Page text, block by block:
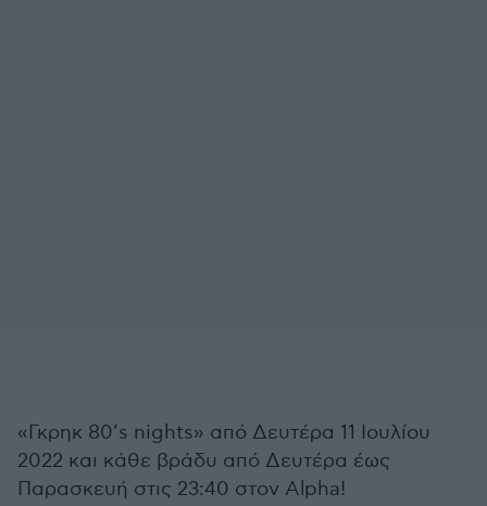
«Γκρηκ 80’s nights» από Δευτέρα 11 Ιουλίου
2022 και κάθε βράδυ από Δευτέρα έως
Παρασκευή στις 23:40 στον Alpha!